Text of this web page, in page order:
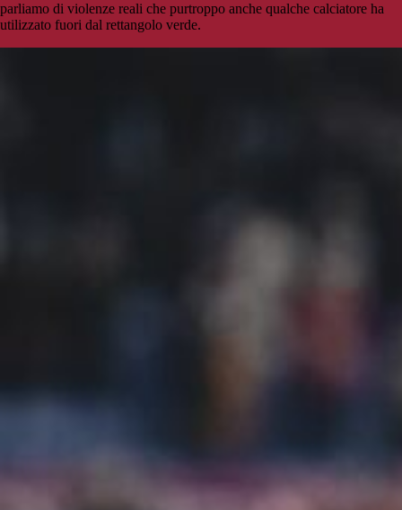
parliamo di violenze reali che purtroppo anche qualche calciatore ha
utilizzato fuori dal rettangolo verde.